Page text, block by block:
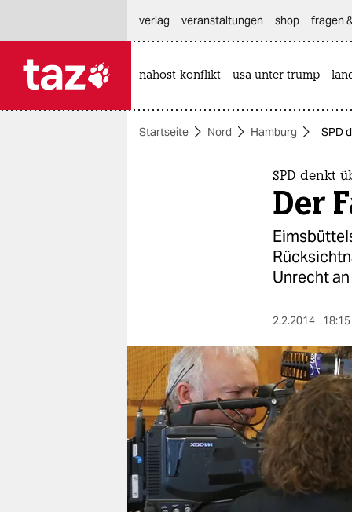
themen
berlin
nord
wahrheit
verlag
verlag
verlag
veranstaltungen shop fragen
nahost-konflikt usa unter trump
Startseite Nord Hamburg SPD
SPD denkt
Der
Unrecht
2.2.2014